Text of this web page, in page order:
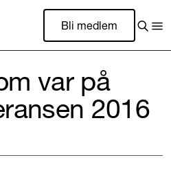
Bli medlem
var på
2016